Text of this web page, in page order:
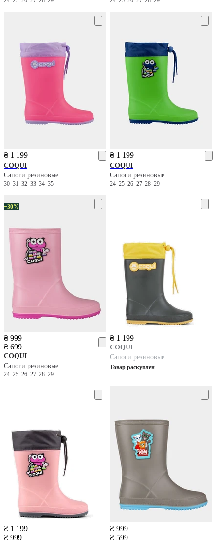
₴ 1 199
COQUI
Сапоги резиновые
30 31 32 33 34 35
₴ 1 199
COQUI
Сапоги резиновые
242526272829
−30%
₴ 999
₴ 699
COQUI
Сапоги резиновые
24 25 26 27 28 29
₴ 1 199
COQUI
Сапоги резиновые
Товар раскуплен
₴ 1 199
₴ 999
₴ 999
₴ 599